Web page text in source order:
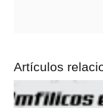
Artículos